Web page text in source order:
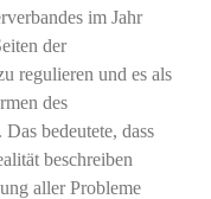
im Jahr
der
regulieren und es als
des
bedeutete, dass
beschreiben
aller Probleme